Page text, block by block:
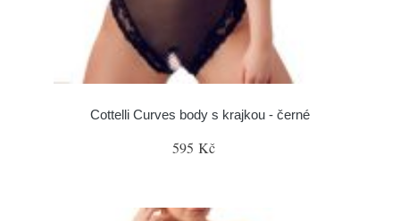
Cottelli Curves body s krajkou - černé
595 Kč